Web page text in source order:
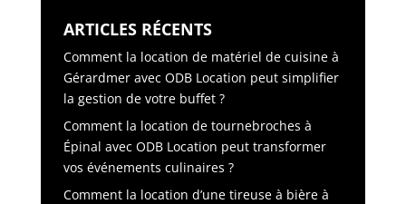
ARTICLES RÉCENTS
Comment la location de matériel de cuisine à
Gérardmer avec ODB Location peut simplifier
la gestion de votre buffet ?
Comment la location de tournebroches à
Épinal avec ODB Location peut transformer
vos événements culinaires ?
Comment la location d’une tireuse à bière à